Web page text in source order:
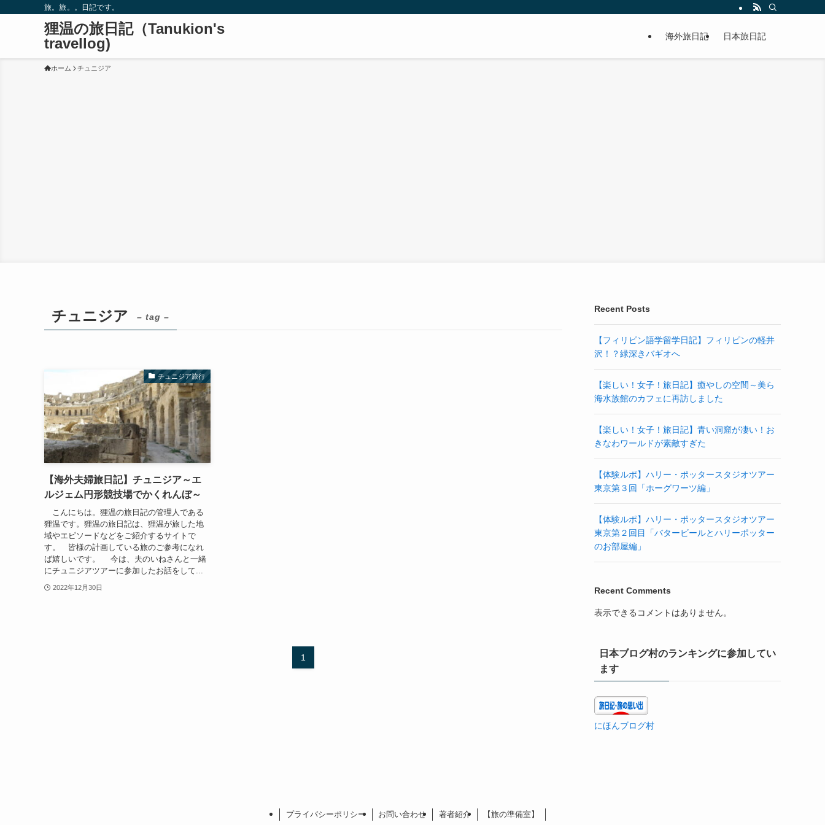
旅。旅。。日記です。
狸温の旅日記（Tanukion's
travellog)
海外旅日記 日本旅日記
ホーム チュニジア
チュニジア – tag –
チュニジア旅行
【海外夫婦旅日記】チュニジア～エ
ルジェム円形競技場でかくれんぼ～
こんにちは。狸温の旅日記の管理人である
狸温です。狸温の旅日記は、狸温が旅した地
域やエピソードなどをご紹介するサイトで
す。 皆様の計画している旅のご参考になれ
ば嬉しいです。 今は、夫のいねさんと一緒
にチュニジアツアーに参加したお話をして...
2022年12月30日
1
Recent Posts
【フィリピン語学留学日記】フィリピンの軽井
沢！？緑深きバギオへ
【楽しい！女子！旅日記】癒やしの空間～美ら
海水族館のカフェに再訪しました
【楽しい！女子！旅日記】青い洞窟が凄い！お
きなわワールドが素敵すぎた
【体験ルポ】ハリー・ポッタースタジオツアー
東京第３回「ホーグワーツ編」
【体験ルポ】ハリー・ポッタースタジオツアー
東京第２回目「バタービールとハリーポッター
のお部屋編」
Recent Comments
表示できるコメントはありません。
日本ブログ村のランキングに参加してい
ます
にほんブログ村
プライバシーポリシー お問い合わせ 著者紹介 【旅の準備室】